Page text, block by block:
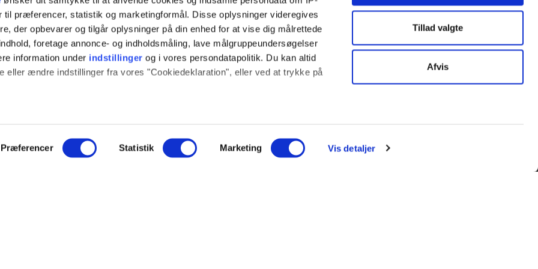
til præferencer, statistik og marketingformål. Disse oplysninger videregives
der opbevarer og tilgår oplysninger på din enhed for at vise dig målrettede
foretage annonce- og indholdsmåling, lave målgruppeundersøgelser
information under indstillinger og i vores persondatapolitik. Du kan altid
eller ændre indstillinger fra vores "Cookiedeklaration", eller ved at trykke på
på en scanning af dens unikke karakteristika (fingerprinting)
Præferencer Statistik Marketing Vis detaljer
Tillad valgte
Afvis
SOCIALE MEDIER